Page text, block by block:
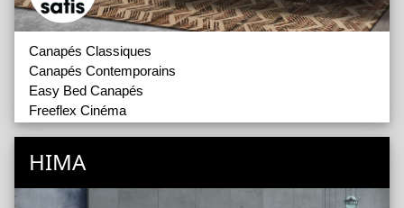
Canapés Classiques
Canapés Contemporains
Easy Bed Canapés
Freeflex Cinéma
Fauteuils d'Appoint
Matelas
HIMA